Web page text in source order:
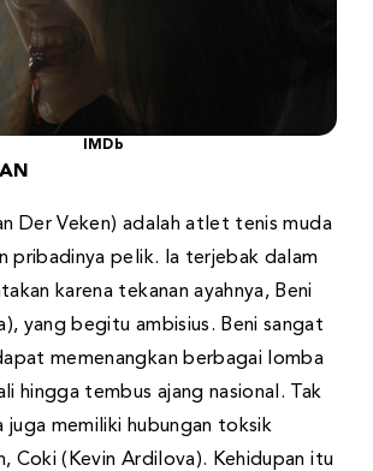
IMDb
Der Veken) adalah atlet tenis muda
pribadinya pelik. Ia terjebak dalam
karena tekanan ayahnya, Beni
yang begitu ambisius. Beni sangat
memenangkan berbagai lomba
hingga tembus ajang nasional. Tak
juga memiliki hubungan toksik
Coki (Kevin Ardilova). Kehidupan itu